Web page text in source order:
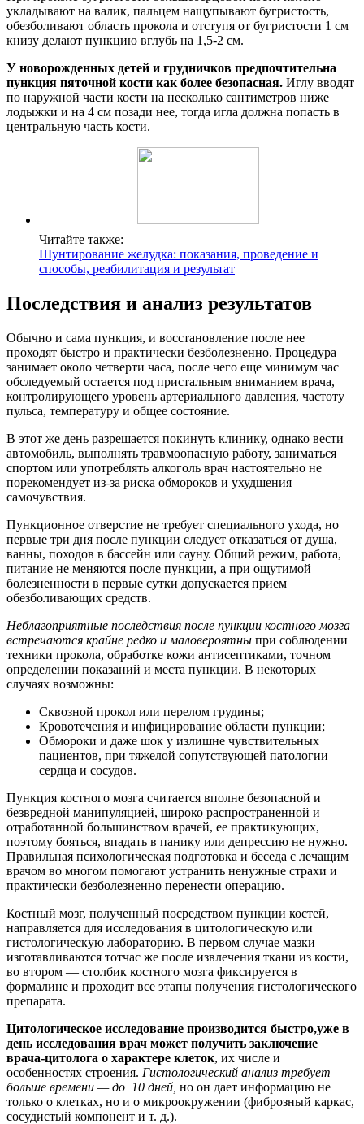
укладывают на валик, пальцем нащупывают бугристость,
обезболивают область прокола и отступя от бугристости 1 см
книзу делают пункцию вглубь на 1,5-2 см.
У новорожденных детей и грудничков предпочтительна
пункция пяточной кости как более безопасная. Иглу вводят
по наружной части кости на несколько сантиметров ниже
лодыжки и на 4 см позади нее, тогда игла должна попасть в
центральную часть кости.
Читайте также:
Шунтирование желудка: показания, проведение и
способы, реабилитация и результат
Последствия и анализ результатов
Обычно и сама пункция, и восстановление после нее
проходят быстро и практически безболезненно. Процедура
занимает около четверти часа, после чего еще минимум час
обследуемый остается под пристальным вниманием врача,
контролирующего уровень артериального давления, частоту
пульса, температуру и общее состояние.
В этот же день разрешается покинуть клинику, однако вести
автомобиль, выполнять травмоопасную работу, заниматься
спортом или употреблять алкоголь врач настоятельно не
порекомендует из-за риска обмороков и ухудшения
самочувствия.
Пункционное отверстие не требует специального ухода, но
первые три дня после пункции следует отказаться от душа,
ванны, походов в бассейн или сауну. Общий режим, работа,
питание не меняются после пункции, а при ощутимой
болезненности в первые сутки допускается прием
обезболивающих средств.
Неблагоприятные последствия после пункции костного мозга
встречаются крайне редко и маловероятны при соблюдении
техники прокола, обработке кожи антисептиками, точном
определении показаний и места пункции. В некоторых
случаях возможны:
Сквозной прокол или перелом грудины;
Кровотечения и инфицирование области пункции;
Обмороки и даже шок у излишне чувствительных
пациентов, при тяжелой сопутствующей патологии
сердца и сосудов.
Пункция костного мозга считается вполне безопасной и
безвредной манипуляцией, широко распространенной и
отработанной большинством врачей, ее практикующих,
поэтому бояться, впадать в панику или депрессию не нужно.
Правильная психологическая подготовка и беседа с лечащим
врачом во многом помогают устранить ненужные страхи и
практически безболезненно перенести операцию.
Костный мозг, полученный посредством пункции костей,
направляется для исследования в цитологическую или
гистологическую лабораторию. В первом случае мазки
изготавливаются тотчас же после извлечения ткани из кости,
во втором — столбик костного мозга фиксируется в
формалине и проходит все этапы получения гистологического
препарата.
Цитологическое исследование производится быстро,уже в
день исследования врач может получить заключение
врача-цитолога о характере клеток, их числе и
особенностях строения. Гистологический анализ требует
больше времени — до 10 дней, но он дает информацию не
только о клетках, но и о микроокружении (фиброзный каркас,
сосудистый компонент и т. д.).